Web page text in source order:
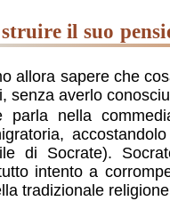
il suo
allora sapere che
senza averlo
nella
di Socrate).
intento a
tradizionale